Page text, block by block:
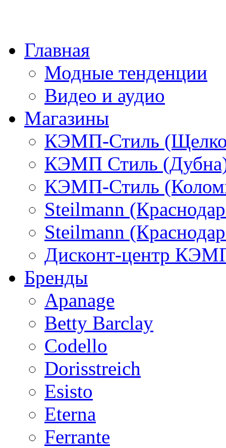
Главная
Модные тенденции
Видео и аудио
Магазины
КЭМП-Стиль
КЭМП Стиль
КЭМП-Стиль
Steilmann
Steilmann
Дисконт-центр
Бренды
Apanage
Betty Barclay
Codello
Dorisstreich
Esisto
Eterna
Ferrante